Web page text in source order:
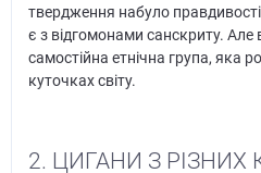
твердження набуло
є з відгомонами санскриту. Але
самостійна етнічна група, яка
куточках світу.
2. ЦИГАНИ З РІЗНИХ